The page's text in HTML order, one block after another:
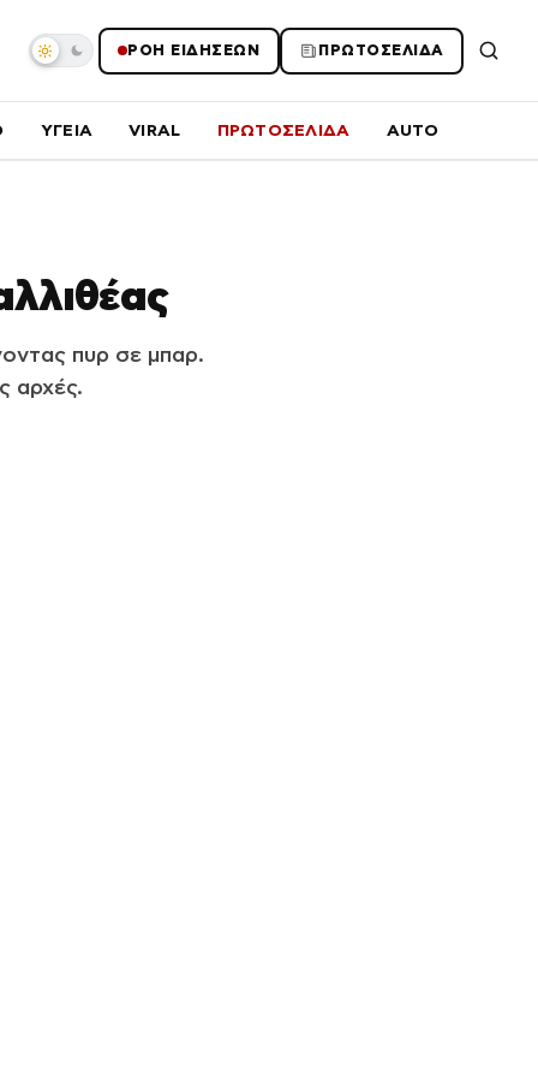
ΡΟΗ ΕΙΔΗΣΕΩΝ ΠΡΩΤΟΣΕΛΙΔΑ
ΥΓΕΙΑ VIRAL ΠΡΩΤΟΣΕΛΙΔΑ AUTO
πυρ σε μπαρ.
αρχές.